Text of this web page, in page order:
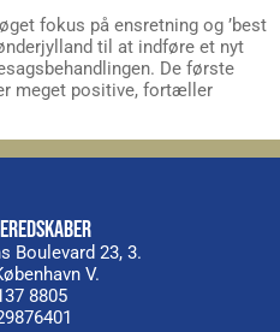
fokus på ensretning og ’best
til at indføre et nyt
De første
meget positive, fortæller
Boulevard 23, 3.
V.
8805